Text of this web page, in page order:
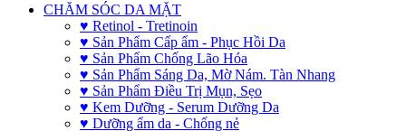
CHĂM SÓC DA MẶT
♥ Retinol - Tretinoin
♥ Sản Phẩm Cấp ẩm - Phục Hồi Da
♥ Sản Phẩm Chống Lão Hóa
♥ Sản Phẩm Sáng Da, Mờ Nám. Tàn Nhang
♥ Sản Phẩm Điều Trị Mụn, Sẹo
♥ Kem Dưỡng - Serum Dưỡng Da
♥ Dưỡng ẩm da - Chống nẻ